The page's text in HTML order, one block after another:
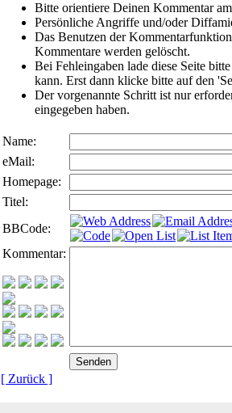
Bitte orientiere Deinen Kommentar
Persönliche Angriffe und/oder
Das Benutzen der
Kommentare werden gelöscht.
Bei Fehleingaben lade diese Seite
kann. Erst dann klicke bitte auf den
Der vorgenannte Schritt ist nur
eingegeben haben.
Name:
eMail:
Homepage:
Titel:
BBCode:
Kommentar:
[ Zurück ]